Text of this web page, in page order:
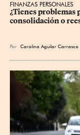
FINANZAS PERSONALES
¿Tienes problemas
consolidación o
Por Carolina Aguilar Carrasco